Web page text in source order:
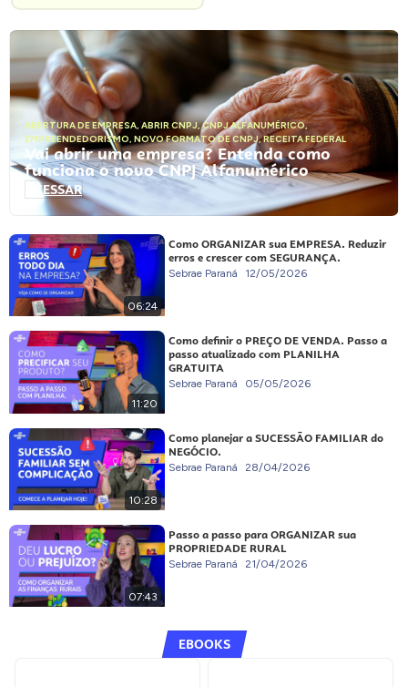
ABERTURA DE EMPRESA, ABRIR CNPJ,CNPJ ALFANUMÉRICO,
EMPREENDEDORISMO, NOVO FORMATO DE CNPJ,RECEITA FEDERAL
Vai abrir uma empresa? Entenda como
funciona o novo CNPJ Alfanumérico
ACESSAR
06:24
Como ORGANIZAR sua EMPRESA. Reduzir
erros e crescer com SEGURANÇA.
Sebrae Paraná 12/05/2026
11:20
Como definir o PREÇO DE VENDA. Passo a
passo atualizado com PLANILHA
GRATUITA
Sebrae Paraná 05/05/2026
10:28
Como planejar a SUCESSÃO FAMILIAR do
NEGÓCIO.
Sebrae Paraná 28/04/2026
07:43
Passo a passo para ORGANIZAR sua
PROPRIEDADE RURAL
Sebrae Paraná 21/04/2026
EBOOKS